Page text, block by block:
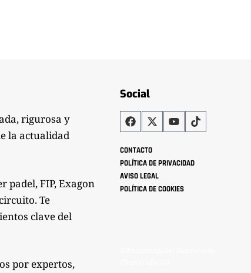
rigurosa y
la actualidad
padel, FIP, Exagon
Te
clave del
por expertos,
Social
CONTACTO
POLÍTICA DE PRIVACIDAD
AVISO LEGAL
POLÍTICA DE COOKIES